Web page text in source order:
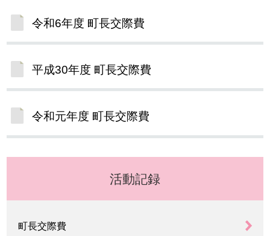
令和6年度 町長交際費
平成30年度 町長交際費
令和元年度 町長交際費
活動記録
町長交際費